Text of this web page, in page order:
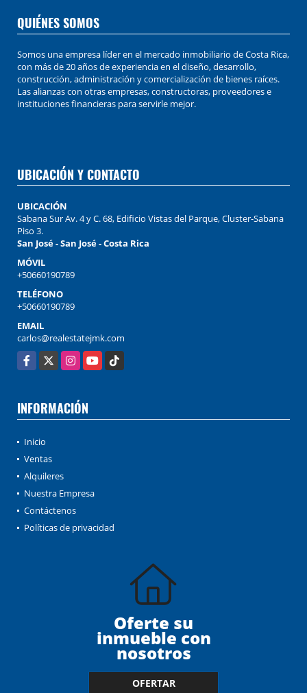
QUIÉNES SOMOS
Somos una empresa líder en el mercado inmobiliario de Costa Rica,
con más de 20 años de experiencia en el diseño, desarrollo,
construcción, administración y comercialización de bienes raíces.
Las alianzas con otras empresas, constructoras, proveedores e
instituciones financieras para servirle mejor.
UBICACIÓN Y CONTACTO
UBICACIÓN
Sabana Sur Av. 4 y C. 68, Edificio Vistas del Parque, Cluster-Sabana
Piso 3.
San José - San José - Costa Rica
MÓVIL
+50660190789
TELÉFONO
+50660190789
EMAIL
carlos@realestatejmk.com
Facebook
X InstagramYouTubeTikTok
INFORMACIÓN
Inicio
Ventas
Alquileres
Nuestra Empresa
Contáctenos
Políticas de privacidad
Oferte su
inmueble con
nosotros
OFERTAR